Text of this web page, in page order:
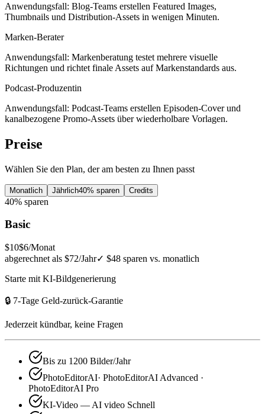
Anwendungsfall: Blog-Teams erstellen Featured Images,
Thumbnails und Distribution-Assets in wenigen Minuten.
Marken-Berater
Anwendungsfall: Markenberatung testet mehrere visuelle
Richtungen und richtet finale Assets auf Markenstandards aus.
Podcast-Produzentin
Anwendungsfall: Podcast-Teams erstellen Episoden-Cover und
kanalbezogene Promo-Assets über wiederholbare Vorlagen.
Preise
Wählen Sie den Plan, der am besten zu Ihnen passt
Monatlich Jährlich40% sparen Credits
40% sparen
Basic
$10$6/Monat
abgerechnet als $72/Jahr✓ $48 sparen vs. monatlich
Starte mit KI-Bildgenerierung
🔒 7-Tage Geld-zurück-Garantie
Jederzeit kündbar, keine Fragen
Bis zu 1200 Bilder/Jahr
PhotoEditorAI· PhotoEditorAI Advanced ·
PhotoEditorAI Pro
KI-Video — AI video Schnell